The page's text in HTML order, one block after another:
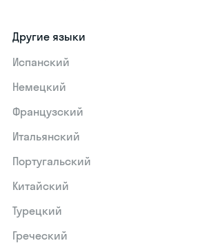
Другие языки
Испанский
Немецкий
Французский
Итальянский
Португальский
Китайский
Турецкий
Греческий